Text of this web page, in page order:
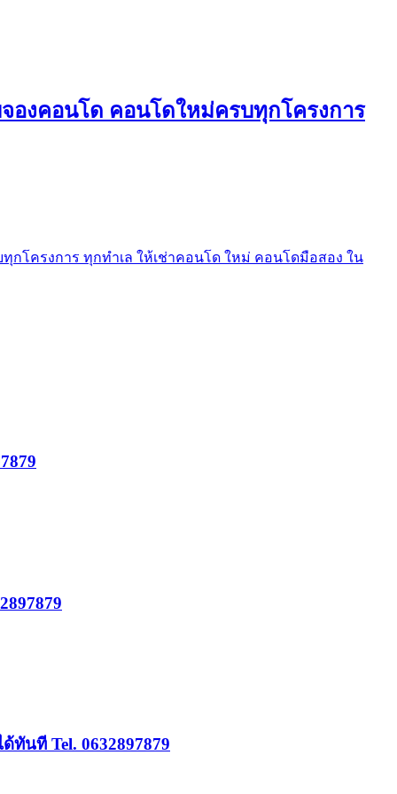
องคอนโด คอนโดใหม่ครบทุกโครงการ
โครงการ ทุกทำเล ให้เช่าคอนโด ใหม่ คอนโดมือสอง ใน
ทันที Tel. 0632897879